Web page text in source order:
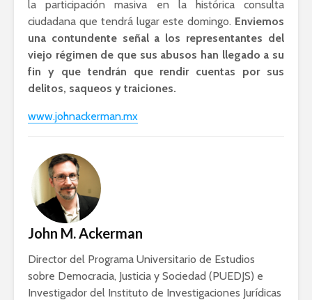
la participación masiva en la histórica consulta
ciudadana que tendrá lugar este domingo. Enviemos
una contundente señal a los representantes del
viejo régimen de que sus abusos han llegado a su
fin y que tendrán que rendir cuentas por sus
delitos, saqueos y traiciones.
www.johnackerman.mx
John M. Ackerman
Director del Programa Universitario de Estudios
sobre Democracia, Justicia y Sociedad (PUEDJS) e
Investigador del Instituto de Investigaciones Jurídicas